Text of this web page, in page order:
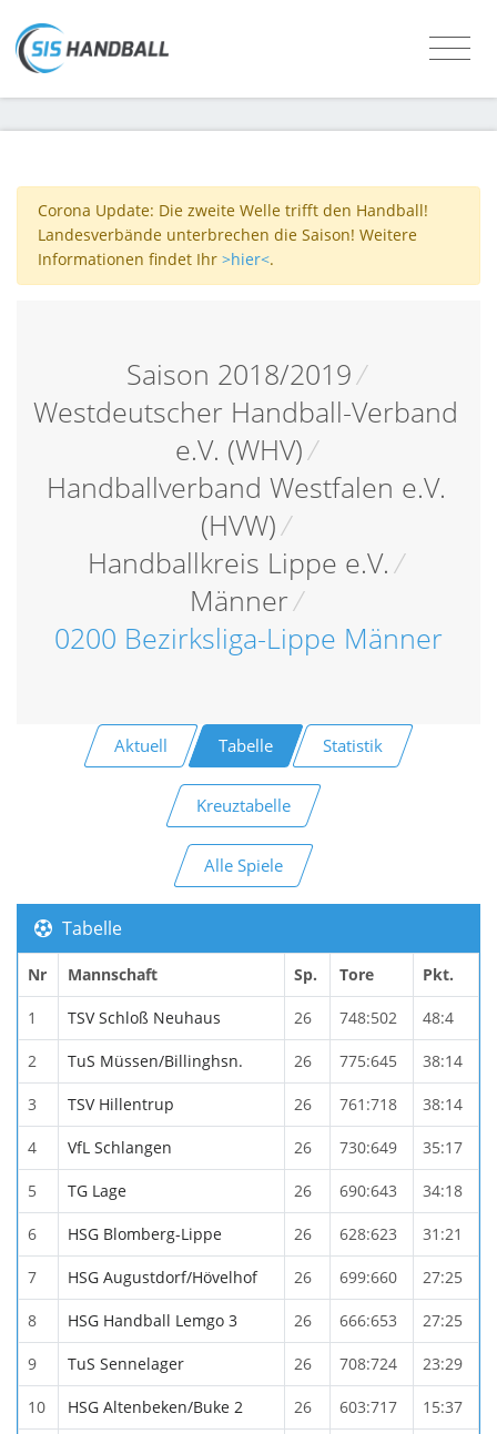
Corona Update: Die zweite Welle trifft den Handball!
Landesverbände unterbrechen die Saison! Weitere
Informationen findet Ihr >hier<.
Saison 2018/2019/
Westdeutscher Handball-Verband
e.V. (WHV)/
Handballverband Westfalen e.V.
(HVW)/
Handballkreis Lippe e.V. /
Männer/
0200 Bezirksliga-Lippe Männer
Aktuell Tabelle Statistik
Kreuztabelle
Alle Spiele
Tabelle
Nr Mannschaft Sp. Tore Pkt.
1 TSV Schloß Neuhaus 26 748:502 48:4
2 TuS Müssen/Billinghsn. 26 775:645 38:14
3 TSV Hillentrup 26 761:718 38:14
4 VfL Schlangen 26 730:649 35:17
5 TG Lage 26 690:643 34:18
6 HSG Blomberg-Lippe 26 628:623 31:21
7 HSG Augustdorf/Hövelhof 26 699:660 27:25
8 HSG Handball Lemgo 3 26 666:653 27:25
9 TuS Sennelager 26 708:724 23:29
10 HSG Altenbeken/Buke 2 26 603:717 15:37